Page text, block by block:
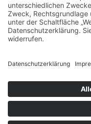
Leonharderstr. 24 |
© trend media –